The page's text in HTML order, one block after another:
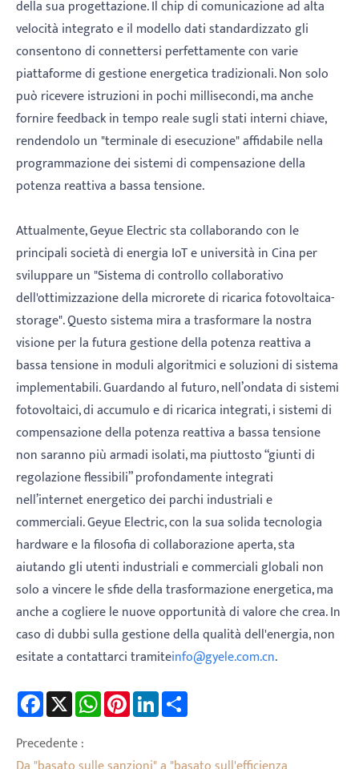
della sua progettazione. Il chip di comunicazione ad alta
velocità integrato e il modello dati standardizzato gli
consentono di connettersi perfettamente con varie
piattaforme di gestione energetica tradizionali. Non solo
può ricevere istruzioni in pochi millisecondi, ma anche
fornire feedback in tempo reale sugli stati interni chiave,
rendendolo un "terminale di esecuzione" affidabile nella
programmazione dei sistemi di compensazione della
potenza reattiva a bassa tensione.
Attualmente, Geyue Electric sta collaborando con le
principali società di energia IoT e università in Cina per
sviluppare un "Sistema di controllo collaborativo
dell'ottimizzazione della microrete di ricarica fotovoltaica-
storage". Questo sistema mira a trasformare la nostra
visione per la futura gestione della potenza reattiva a
bassa tensione in moduli algoritmici e soluzioni di sistema
implementabili. Guardando al futuro, nell’ondata di sistemi
fotovoltaici, di accumulo e di ricarica integrati, i sistemi di
compensazione della potenza reattiva a bassa tensione
non saranno più armadi isolati, ma piuttosto “giunti di
regolazione flessibili” profondamente integrati
nell’internet energetico dei parchi industriali e
commerciali. Geyue Electric, con la sua solida tecnologia
hardware e la filosofia di collaborazione aperta, sta
aiutando gli utenti industriali e commerciali globali non
solo a vincere le sfide della trasformazione energetica, ma
anche a cogliere le nuove opportunità di valore che crea. In
caso di dubbi sulla gestione della qualità dell'energia, non
esitate a contattarci tramiteinfo@gyele.com.cn.
Facebook WhatsAppPinterestLinkedIn
Precedente :